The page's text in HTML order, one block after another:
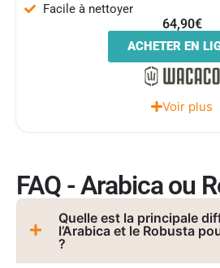
Facile à nettoyer
64,90€
ACHETER EN
Voir plus
FAQ - Arabica ou
Quelle est la principale
l’Arabica et le Robusta
?